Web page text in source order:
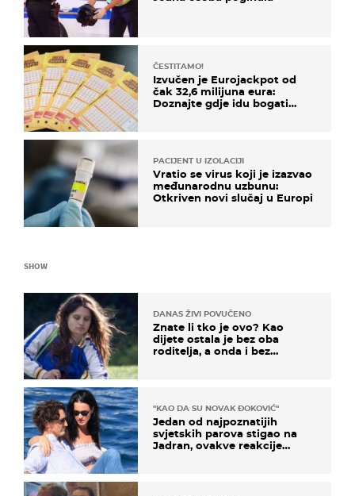
ČESTITAMO!
Izvučen je Eurojackpot od
čak 32,6 milijuna eura:
Doznajte gdje idu bogati
PACIJENT U IZOLACIJI
Vratio se virus koji je izazvao
međunarodnu uzbunu:
Otkriven novi slučaj u Europi
SHOW
DANAS ŽIVI POVUČENO
Znate li tko je ovo? Kao
dijete ostala je bez oba
roditelja, a onda i bez
"KAO DA SU NOVAK ĐOKOVIĆ"
Jedan od najpoznatijih
svjetskih parova stigao na
Jadran, ovakve reakcije